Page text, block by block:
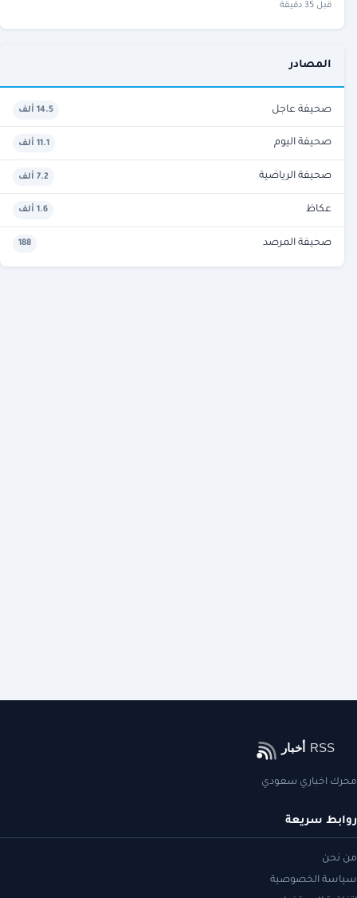
قبل 35 دقيقة
المصادر
صحيفة عاجل 14.5 ألف
صحيفة اليوم 11.1 ألف
صحيفة الرياضية 7.2 ألف
عكاظ 1.6 ألف
صحيفة المرصد 188
محرك اخباري سعودي
روابط سريعة
من نحن
سياسة الخصوصية